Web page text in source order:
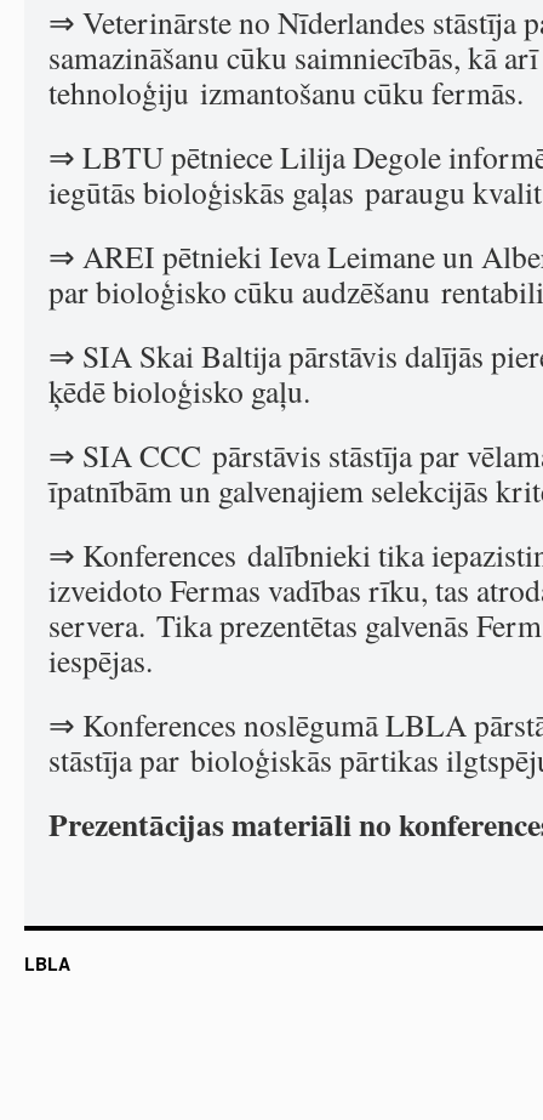
⇒ Veterinārste no Nīderlandes stāstīja
samazināšanu cūku saimniecībās, kā
tehnoloģiju izmantošanu cūku fermās.
⇒ LBTU pētniece Lilija Degole
iegūtās bioloģiskās gaļas paraugu
⇒ AREI pētnieki Ieva Leimane un
par bioloģisko cūku audzēšanu
⇒ SIA Skai Baltija pārstāvis dalījās
ķēdē bioloģisko gaļu.
⇒ SIA CCC pārstāvis stāstīja par
īpatnībām un galvenajiem selekcijās
⇒ Konferences dalībnieki tika
izveidoto Fermas vadības rīku, tas
servera. Tika prezentētas galvenās
iespējas.
⇒ Konferences noslēgumā LBLA
stāstīja par bioloģiskās pārtikas
Prezentācijas materiāli no
LBLA